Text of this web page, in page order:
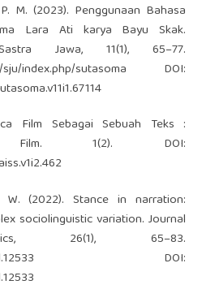
M. (2023). Penggunaan Bahasa
Lara Ati karya Bayu Skak.
Jawa, 11(1), 65–77.
index.php/sutasoma DOI:
Film Sebagai Sebuah Teks :
1(2). DOI:
W. (2022). Stance in narration:
sociolinguistic variation. Journal
26(1), 65–83.
DOI: